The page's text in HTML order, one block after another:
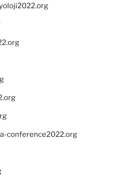
conference2022.org